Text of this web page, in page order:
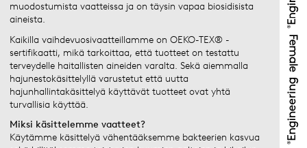
muodostumista vaatteissa ja on täysin vapaa biosidisista
aineista.
Kaikilla vaihdevuosivaatteillamme on OEKO-TEX® -
sertifikaatti, mikä tarkoittaa, että tuotteet on testattu
terveydelle haitallisten aineiden varalta. Sekä aiemmalla
hajunestokäsittelyllä varustetut että uutta
hajunhallintakäsittelyä käyttävät tuotteet ovat yhtä
turvallisia käyttää.
Miksi käsittelemme vaatteet?
Käytämme käsittelyä vähentääksemme bakteerien kasvua